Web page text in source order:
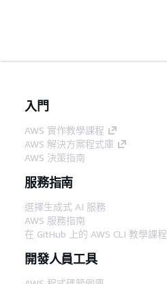
入門
AWS 實作教學課程
AWS 解決方案程式庫
AWS 決策指南
服務指南
選擇生成式 AI 服務
AWS 服務指南
在 GitHub 上的 AWS CLI 教學課程
開發人員工具